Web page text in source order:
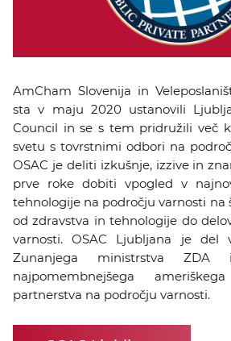
Želimo postati
AmCham Slovenija in
sta v maju 2020 ustanovili
Council in se s tem pridružili več
svetu s tovrstnimi odbori na
OSAC je deliti izkušnje, izzive in
prve roke dobiti vpogled v
tehnologije na področju varnosti na
od zdravstva in tehnologije do
varnosti. OSAC Ljubljana je del
Zunanjega ministrstva
najpomembnejšega
partnerstva na področju varnosti.